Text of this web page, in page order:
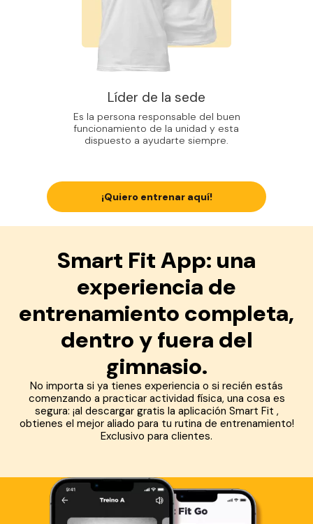
Líder de la sede
Es la persona responsable del buen
funcionamiento de la unidad y esta
dispuesto a ayudarte siempre.
¡Quiero entrenar aquí!
Smart Fit App: una
experiencia de
entrenamiento completa,
dentro y fuera del
gimnasio.
No importa si ya tienes experiencia o si recién estás
comenzando a practicar actividad física, una cosa es
segura: ¡al descargar gratis la aplicación Smart Fit ,
obtienes el mejor aliado para tu rutina de entrenamiento!
Exclusivo para clientes.